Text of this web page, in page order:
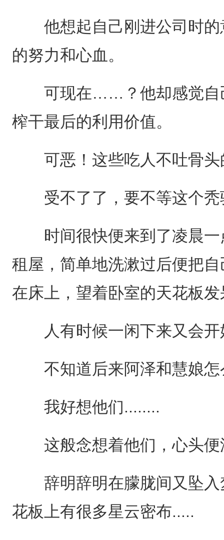
他想起自己刚进公司时的
的努力和心血。
可现在……？他却感觉自
榨干最后的利用价值。
可恶！这些吃人不吐骨头
受不了了，要不等这个秃
时间很快便来到了凌晨一
租屋，简单地洗漱过后便把
在床上，望着卧室的天花板发
人有时候一闲下来又会
不知道后来阿泽和慧娘怎
我好想他们........
这般念想着他们，心头便
辞明辞明在朦胧间又坠入
花板上有很多星云密布.....